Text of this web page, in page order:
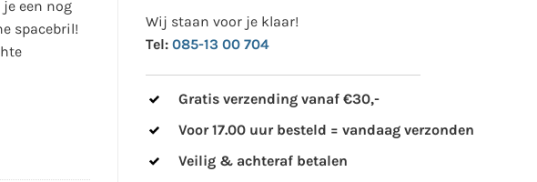
een nog
spacebril!
Wij staan voor je klaar!
Tel: 085-13 00 704
Gratis verzending vanaf €30,-
Voor 17.00 uur besteld = vandaag verzonden
Veilig & achteraf betalen